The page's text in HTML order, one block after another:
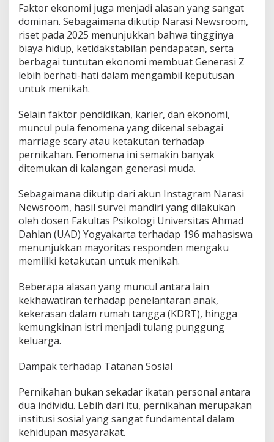
Faktor ekonomi juga menjadi alasan yang sangat
dominan. Sebagaimana dikutip Narasi Newsroom,
riset pada 2025 menunjukkan bahwa tingginya
biaya hidup, ketidakstabilan pendapatan, serta
berbagai tuntutan ekonomi membuat Generasi Z
lebih berhati-hati dalam mengambil keputusan
untuk menikah.
Selain faktor pendidikan, karier, dan ekonomi,
muncul pula fenomena yang dikenal sebagai
marriage scary atau ketakutan terhadap
pernikahan. Fenomena ini semakin banyak
ditemukan di kalangan generasi muda.
Sebagaimana dikutip dari akun Instagram Narasi
Newsroom, hasil survei mandiri yang dilakukan
oleh dosen Fakultas Psikologi Universitas Ahmad
Dahlan (UAD) Yogyakarta terhadap 196 mahasiswa
menunjukkan mayoritas responden mengaku
memiliki ketakutan untuk menikah.
Beberapa alasan yang muncul antara lain
kekhawatiran terhadap penelantaran anak,
kekerasan dalam rumah tangga (KDRT), hingga
kemungkinan istri menjadi tulang punggung
keluarga.
Dampak terhadap Tatanan Sosial
Pernikahan bukan sekadar ikatan personal antara
dua individu. Lebih dari itu, pernikahan merupakan
institusi sosial yang sangat fundamental dalam
kehidupan masyarakat.